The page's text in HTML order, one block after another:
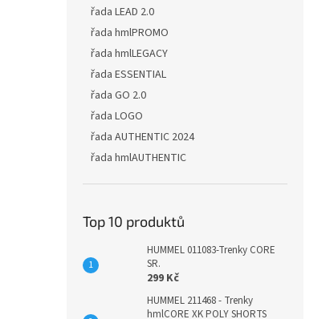
řada LEAD 2.0
řada hmlPROMO
řada hmlLEGACY
řada ESSENTIAL
řada GO 2.0
řada LOGO
řada AUTHENTIC 2024
řada hmlAUTHENTIC
Top 10 produktů
HUMMEL 011083-Trenky CORE
SR.
299 Kč
HUMMEL 211468 - Trenky
hmlCORE XK POLY SHORTS